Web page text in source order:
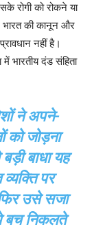
रोगी को रोकने या
भारत की कानून और
नहीं है।
भारतीय दंड संहिता
ने अपने-
को जोड़ना
बाधा यह
पर
फिर उसे सजा
बच निकलते